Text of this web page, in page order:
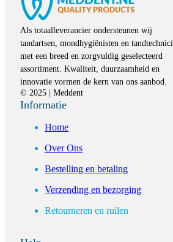
Als totaalleverancier ondersteunen wij
tandartsen, mondhygiënisten en tandtechnici
met een breed en zorgvuldig geselecteerd
assortiment. Kwaliteit, duurzaamheid en
innovatie vormen de kern van ons aanbod.
© 2025 | Meddent
Informatie
Home
Over Ons
Bestelling en betaling
Verzending en bezorging
Retourneren en ruilen